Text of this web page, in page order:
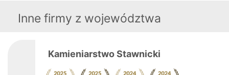
Inne firmy z województwa
Kamieniarstwo Stawnicki